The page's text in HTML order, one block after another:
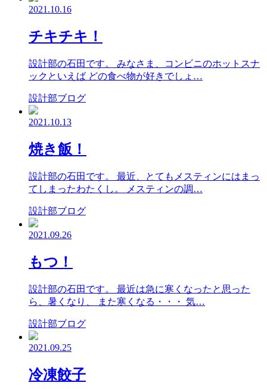
2021.10.16
チキチキ！
設計部の石田です。 みなさま、コンビニのホットスナ
ックといえば どの食べ物が好きでしょ…
設計部ブログ
2021.10.13
焼き飯！
設計部の石田です。 最近、とてもメスティンにはまっ
てしまったわたくし。 メスティンの調…
設計部ブログ
2021.09.26
もつ！
設計部の石田です。 最近は急に寒くなったと思った
ら、暑くなり、 また寒くなる・・・ 気…
設計部ブログ
2021.09.25
冷凍餃子